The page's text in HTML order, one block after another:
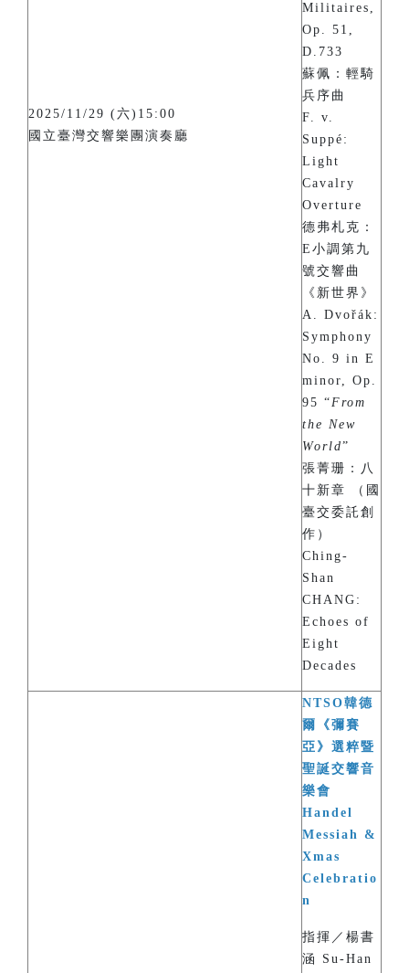
2025/11/29 (六)15:00
國立臺灣交響樂團演奏廳
Militaires,
Op. 51,
D.733
蘇佩：輕騎
兵序曲
F. v.
Suppé:
Light
Cavalry
Overture
德弗札克：
E小調第九
號交響曲
《新世界》
A. Dvořák:
Symphony
No. 9 in E
minor, Op.
95 “From
the New
World”
張菁珊：八
十新章 （國
臺交委託創
作）
Ching-
Shan
CHANG:
Echoes of
Eight
Decades
NTSO韓德
爾《彌賽
亞》選粹暨
聖誕交響音
樂會
Handel
Messiah &
Xmas
Celebratio
n
指揮／楊書
涵 Su-Han